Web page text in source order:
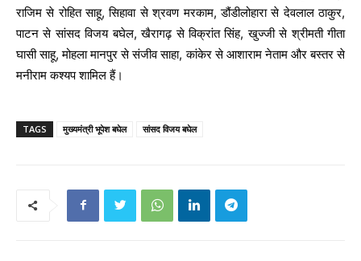
राजिम से रोहित साहू, सिहावा से श्रवण मरकाम, डौंडीलोहारा से देवलाल ठाकुर,
पाटन से सांसद विजय बघेल, खैरागढ़ से विक्रांत सिंह, खुज्जी से श्रीमती गीता
घासी साहू, मोहला मानपुर से संजीव साहा, कांकेर से आशाराम नेताम और बस्तर से
मनीराम कश्यप शामिल हैं।
TAGS मुख्यमंत्री भूपेश बघेल सांसद विजय बघेल